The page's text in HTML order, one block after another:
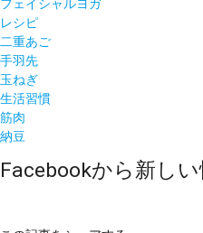
フェイシャルヨガ
レシピ
二重あご
手羽先
玉ねぎ
生活習慣
筋肉
納豆
Facebookから新し